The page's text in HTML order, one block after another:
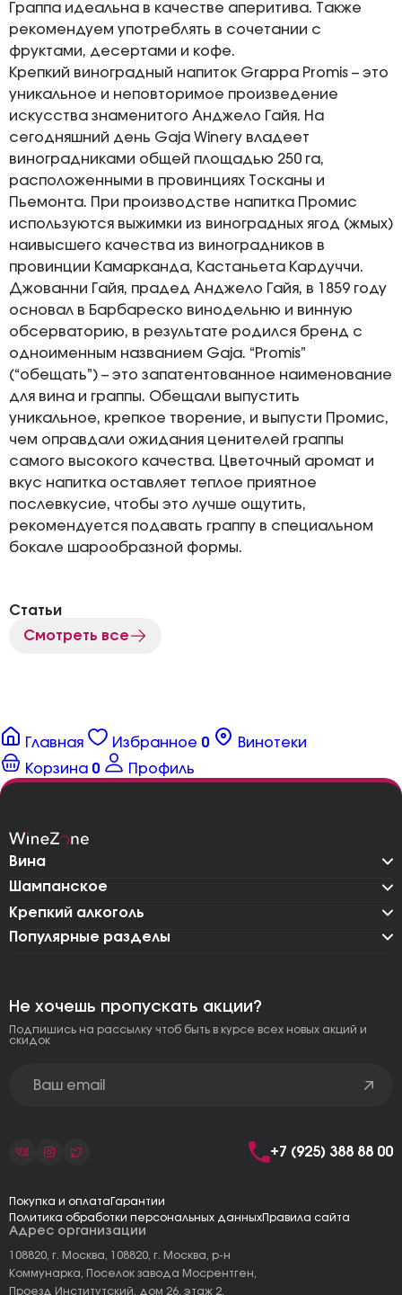
Граппа идеальна в качестве аперитива. Также
рекомендуем употреблять в сочетании с
фруктами, десертами и кофе.
Крепкий виноградный напиток Grappa Promis – это
уникальное и неповторимое произведение
искусства знаменитого Анджело Гайя. На
сегодняшний день Gaja Winery владеет
виноградниками общей площадью 250 га,
расположенными в провинциях Тосканы и
Пьемонта. При производстве напитка Промис
используются выжимки из виноградных ягод (жмых)
наивысшего качества из виноградников в
провинции Камарканда, Кастаньета Кардуччи.
Джованни Гайя, прадед Анджело Гайя, в 1859 году
основал в Барбареско винодельню и винную
обсерваторию, в результате родился бренд с
одноименным названием Gaja. “Promis”
(“обещать”) – это запатентованное наименование
для вина и граппы. Обещали выпустить
уникальное, крепкое творение, и выпусти Промис,
чем оправдали ожидания ценителей граппы
самого высокого качества. Цветочный аромат и
вкус напитка оставляет теплое приятное
послевкусие, чтобы это лучше ощутить,
рекомендуется подавать граппу в специальном
бокале шарообразной формы.
Статьи
Смотреть все
Главная Избранное 0
Винотеки
Корзина 0 Профиль
Вина
Шампанское
Крепкий алкоголь
Популярные разделы
Адрес организации
108820, г. Москва, 108820, г. Москва, р-н
Коммунарка, Поселок завода Мосрентген,
Проезд Институтский, дом 26, этаж 2,
Не хочешь пропускать акции?
Подпишись на рассылку чтоб быть в курсе всех новых акций и
скидок
+7 (925) 388 88 00
Покупка и оплата Гарантии
Политика обработки персональных данныхПравила сайта